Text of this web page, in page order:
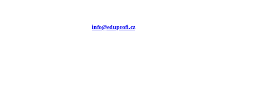
info@eduprofi.cz